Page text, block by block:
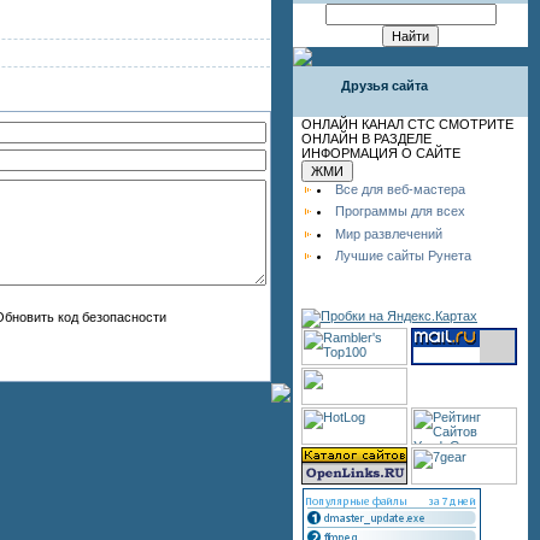
Друзья сайта
ОНЛАЙН КАНАЛ СТС СМОТРИТЕ
ОНЛАЙН В РАЗДЕЛЕ
ИНФОРМАЦИЯ О САЙТЕ
Все для веб-мастера
Программы для всех
Мир развлечений
Лучшие сайты Рунета